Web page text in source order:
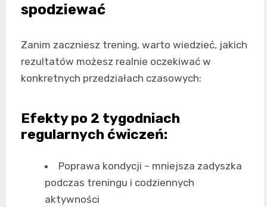
spodziewać
Zanim zaczniesz trening, warto wiedzieć, jakich
rezultatów możesz realnie oczekiwać w
konkretnych przedziałach czasowych:
Efekty po 2 tygodniach
regularnych ćwiczeń:
Poprawa kondycji – mniejsza zadyszka
podczas treningu i codziennych
aktywności